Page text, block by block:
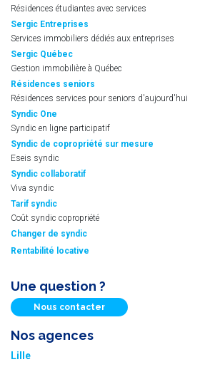
Résidences étudiantes avec services
Sergic Entreprises
Services immobiliers dédiés aux entreprises
Sergic Québec
Gestion immobilière à Québec
Résidences seniors
Résidences services pour seniors d'aujourd'hui
Syndic One
Syndic en ligne participatif
Syndic de copropriété sur mesure
Eseis syndic
Syndic collaboratif
Viva syndic
Tarif syndic
Coût syndic copropriété
Changer de syndic
Rentabilité locative
Une question ?
Nous contacter
Nos agences
Lille